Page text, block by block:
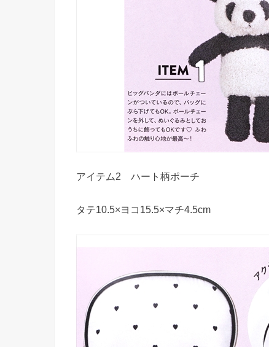
アイテム2 ハート柄ポーチ
タテ10.5×ヨコ15.5×マチ4.5cm